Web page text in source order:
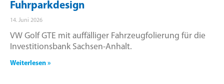
Fuhrparkdesign
14. Juni 2026
VW Golf GTE mit auffälliger Fahrzeugfolierung für die
Investitionsbank Sachsen-Anhalt.
Weiterlesen »